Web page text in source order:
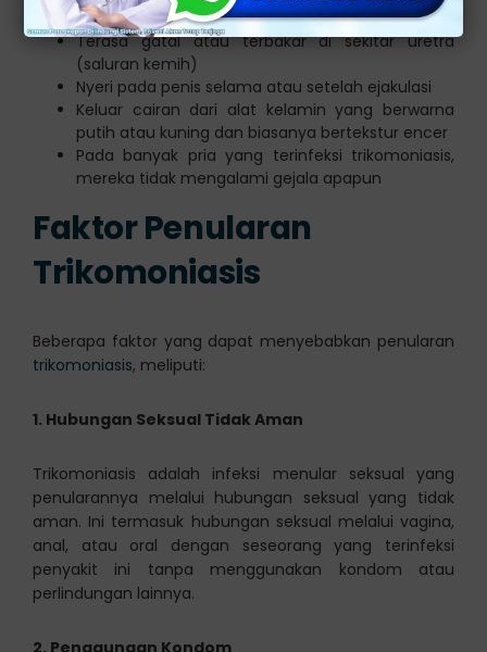
Terasa gatal atau terbakar di sekitar uretra
(saluran kemih)
Nyeri pada penis selama atau setelah ejakulasi
Keluar cairan dari alat kelamin yang berwarna
putih atau kuning dan biasanya bertekstur encer
Pada banyak pria yang terinfeksi trikomoniasis,
mereka tidak mengalami gejala apapun
Faktor Penularan
Trikomoniasis
Beberapa faktor yang dapat menyebabkan penularan
trikomoniasis, meliputi:
1. Hubungan Seksual Tidak Aman
Trikomoniasis adalah infeksi menular seksual yang
penularannya melalui hubungan seksual yang tidak
aman. Ini termasuk hubungan seksual melalui vagina,
anal, atau oral dengan seseorang yang terinfeksi
penyakit ini tanpa menggunakan kondom atau
perlindungan lainnya.